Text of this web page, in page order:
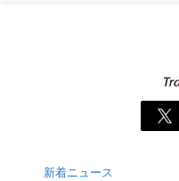
新着ニュース